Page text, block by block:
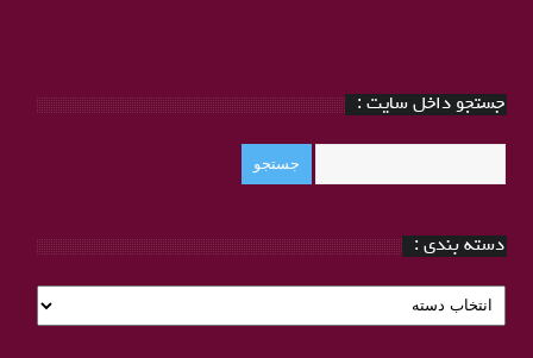
جستجو داخل سایت :
دسته بندی :
دسته
بندی